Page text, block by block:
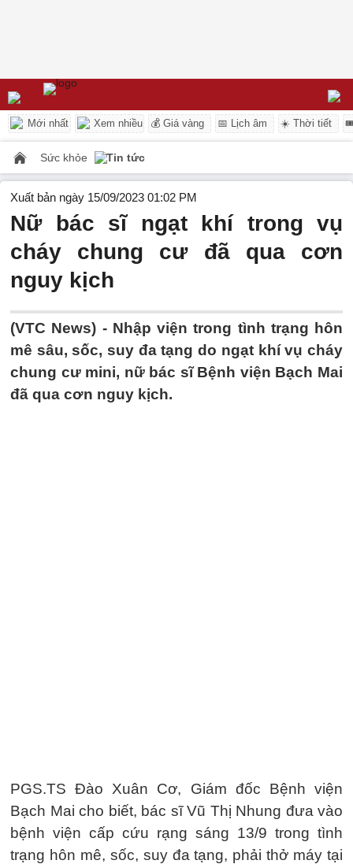
Mới nhất Xem nhiều 💰 Giá vàng 📅 Lịch âm ☀️ Thời tiết
Sức khỏe Tin tức
Xuất bản ngày 15/09/2023 01:02 PM
Nữ bác sĩ ngạt khí trong vụ
cháy chung cư đã qua cơn
nguy kịch
(VTC News) - Nhập viện trong tình trạng hôn
mê sâu, sốc, suy đa tạng do ngạt khí vụ cháy
chung cư mini, nữ bác sĩ Bệnh viện Bạch Mai
đã qua cơn nguy kịch.
PGS.TS Đào Xuân Cơ, Giám đốc Bệnh viện
Bạch Mai cho biết, bác sĩ Vũ Thị Nhung đưa vào
bệnh viện cấp cứu rạng sáng 13/9 trong tình
trạng hôn mê, sốc, suy đa tạng, phải thở máy tại